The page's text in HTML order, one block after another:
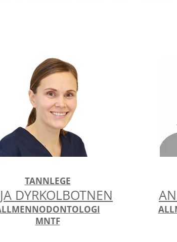
TANNLEGE
DYRKOLBOTNEN
MNTF